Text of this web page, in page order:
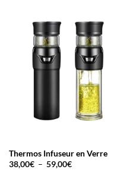
Thermos Infuseur en Verre
38,00€ – 59,00€Plage